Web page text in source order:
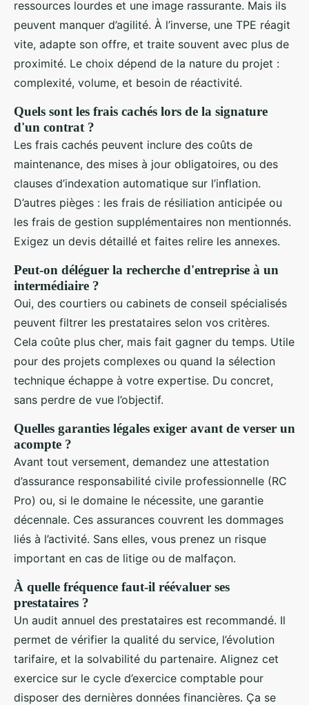
ressources lourdes et une image rassurante. Mais ils
peuvent manquer d’agilité. À l’inverse, une TPE réagit
vite, adapte son offre, et traite souvent avec plus de
proximité. Le choix dépend de la nature du projet :
complexité, volume, et besoin de réactivité.
Quels sont les frais cachés lors de la signature
d'un contrat ?
Les frais cachés peuvent inclure des coûts de
maintenance, des mises à jour obligatoires, ou des
clauses d’indexation automatique sur l’inflation.
D’autres pièges : les frais de résiliation anticipée ou
les frais de gestion supplémentaires non mentionnés.
Exigez un devis détaillé et faites relire les annexes.
Peut-on déléguer la recherche d'entreprise à un
intermédiaire ?
Oui, des courtiers ou cabinets de conseil spécialisés
peuvent filtrer les prestataires selon vos critères.
Cela coûte plus cher, mais fait gagner du temps. Utile
pour des projets complexes ou quand la sélection
technique échappe à votre expertise. Du concret,
sans perdre de vue l’objectif.
Quelles garanties légales exiger avant de verser un
acompte ?
Avant tout versement, demandez une attestation
d’assurance responsabilité civile professionnelle (RC
Pro) ou, si le domaine le nécessite, une garantie
décennale. Ces assurances couvrent les dommages
liés à l’activité. Sans elles, vous prenez un risque
important en cas de litige ou de malfaçon.
À quelle fréquence faut-il réévaluer ses
prestataires ?
Un audit annuel des prestataires est recommandé. Il
permet de vérifier la qualité du service, l’évolution
tarifaire, et la solvabilité du partenaire. Alignez cet
exercice sur le cycle d’exercice comptable pour
disposer des dernières données financières. Ça se